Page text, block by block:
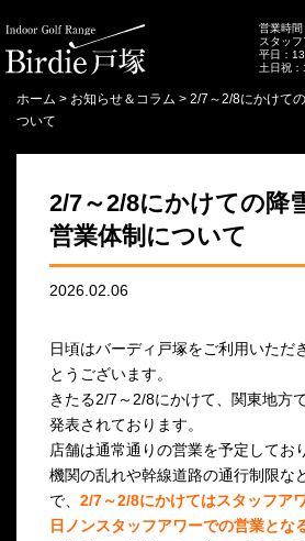
営業時
スタッフ
平日：
土日祝
ホーム > お知らせ＆コラム > 2/7～2/8にかけて
ついて
2/7～2/8にかけての降
営業体制について
2026.02.06
日頃はバーディ戸塚をご利用いただ
とうございます。
きたる2/7～2/8にかけて、関東地方
発表されております。
店舗は通常通りの営業を予定してお
機関の乱れや幹線道路の通行制限な
で、 2/7～2/8にかけてはスタッフア
日ノンスタッフアワーでの営業とな